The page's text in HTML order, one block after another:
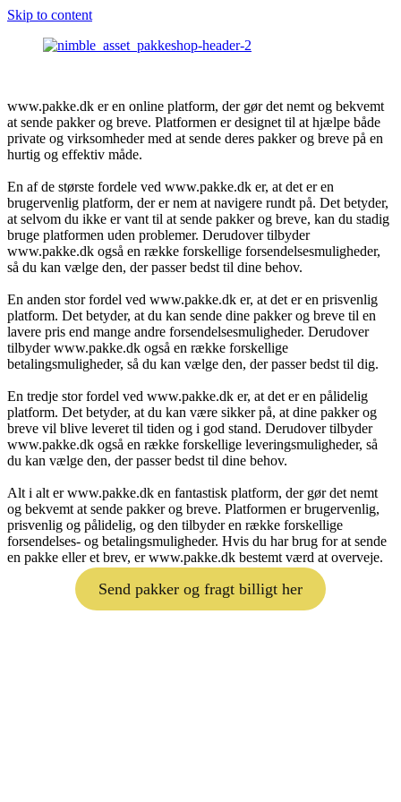
Skip to content
www.pakke.dk er en online platform, der gør det nemt og bekvemt
at sende pakker og breve. Platformen er designet til at hjælpe både
private og virksomheder med at sende deres pakker og breve på en
hurtig og effektiv måde.
En af de største fordele ved www.pakke.dk er, at det er en
brugervenlig platform, der er nem at navigere rundt på. Det betyder,
at selvom du ikke er vant til at sende pakker og breve, kan du stadig
bruge platformen uden problemer. Derudover tilbyder
www.pakke.dk også en række forskellige forsendelsesmuligheder,
så du kan vælge den, der passer bedst til dine behov.
En anden stor fordel ved www.pakke.dk er, at det er en prisvenlig
platform. Det betyder, at du kan sende dine pakker og breve til en
lavere pris end mange andre forsendelsesmuligheder. Derudover
tilbyder www.pakke.dk også en række forskellige
betalingsmuligheder, så du kan vælge den, der passer bedst til dig.
En tredje stor fordel ved www.pakke.dk er, at det er en pålidelig
platform. Det betyder, at du kan være sikker på, at dine pakker og
breve vil blive leveret til tiden og i god stand. Derudover tilbyder
www.pakke.dk også en række forskellige leveringsmuligheder, så
du kan vælge den, der passer bedst til dine behov.
Alt i alt er www.pakke.dk en fantastisk platform, der gør det nemt
og bekvemt at sende pakker og breve. Platformen er brugervenlig,
prisvenlig og pålidelig, og den tilbyder en række forskellige
forsendelses- og betalingsmuligheder. Hvis du har brug for at sende
en pakke eller et brev, er www.pakke.dk bestemt værd at overveje.
Send pakker og fragt billigt her